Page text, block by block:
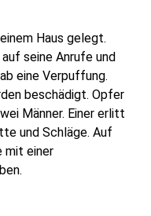
Haus gelegt.
seine Anrufe und
eine Verpuffung.
beschädigt. Opfer
Männer. Einer erlitt
und Schläge. Auf
mit einer